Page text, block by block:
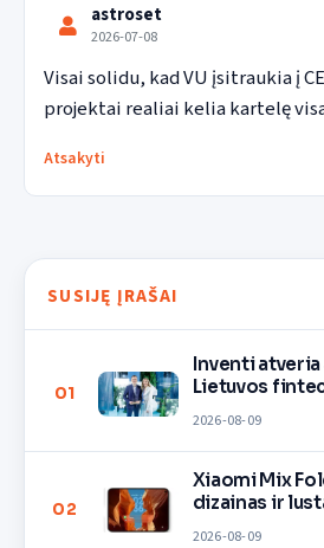
astroset
2026-07-08
Visai solidu, kad VU įsitraukia į
projektai realiai kelia kartelę
Atsakyti
SUSIJĘ ĮRAŠAI
01
Inventi
Lietuvos
2026-08-09
02
Xiaomi Mix
dizainas ir
2026-08-09